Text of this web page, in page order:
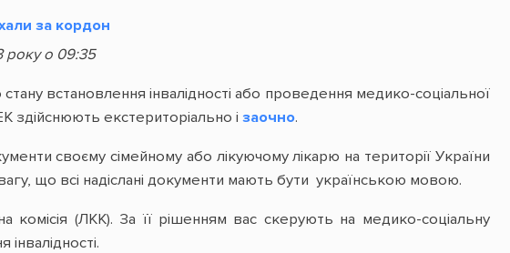
житла
Кабінет Міністрів
суб’єктам
господарювання з
територій бойових дій і
Спрощено механізм
за кордон
року о 09:35
встановлення інвалідності або проведення медико-соціальної
екстериторіально і заочно.
своєму сімейному або лікуючому лікарю на території України
що всі надіслані документи мають бути українською мовою.
комісія (ЛКК). За її рішенням вас скерують на медико-соціальну